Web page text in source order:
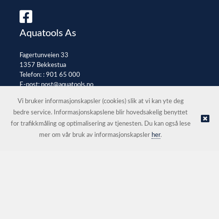
Aquatools As
Fagertunveien 33
1357 Bekkestua
Telefon: : 901 65 000
E-post:post@aquatools.no
© Aquatools As |Nettbutikk levert av Kréatif
Vi bruker informasjonskapsler (cookies) slik at vi kan yte deg
bedre service. Informasjonskapslene blir hovedsakelig benyttet
for trafikkmåling og optimalisering av tjenesten. Du kan også lese
mer om vår bruk av informasjonskapsler her.